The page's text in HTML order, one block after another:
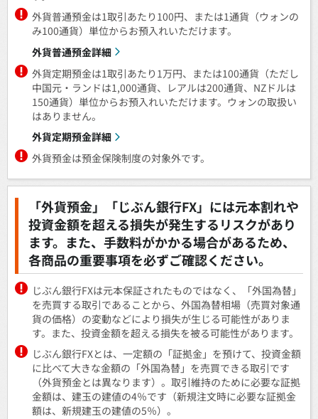
外貨普通預金は1取引あたり100円、または1通貨（ウォンの
み100通貨）単位からお預入れいただけます。
外貨普通預金詳細
外貨定期預金は1取引あたり1万円、または100通貨（ただし
中国元・ランドは1,000通貨、レアルは200通貨、NZドルは
150通貨）単位からお預入れいただけます。ウォンの取扱い
はありません。
外貨定期預金詳細
外貨預金は預金保険制度の対象外です。
「外貨預金」「じぶん銀行FX」には元本割れや
投資金額を超える損失が発生するリスクがあり
ます。また、手数料がかかる場合があるため、
各商品の重要事項を必ずご確認ください。
じぶん銀行FXは元本保証されたものではなく、「外国為替」
を売買する取引であることから、外国為替相場（売買対象通
貨の価格）の変動などにより損失が生じる可能性がありま
す。また、投資金額を超える損失を被る可能性があります。
じぶん銀行FXとは、一定額の「証拠金」を預けて、投資金額
に比べて大きな金額の「外国為替」を売買できる取引です
（外貨預金とは異なります）。取引維持のために必要な証拠
金額は、建玉の建値の4％です（新規注文時に必要な証拠金
額は、新規建玉の建値の5％）。